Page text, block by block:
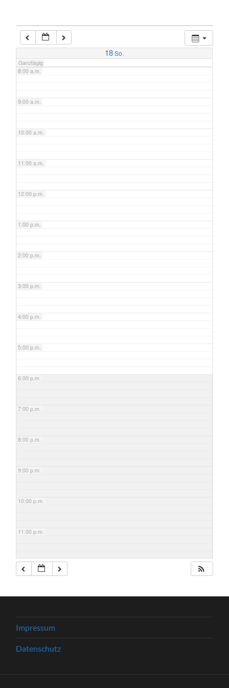
18So.
Ganztägig
7:00 a.m.
8:00 a.m.
9:00 a.m.
10:00 a.m.
11:00 a.m.
12:00 p.m.
1:00 p.m.
2:00 p.m.
3:00 p.m.
4:00 p.m.
5:00 p.m.
6:00 p.m.
7:00 p.m.
8:00 p.m.
9:00 p.m.
10:00 p.m.
11:00 p.m.
Impressum
Datenschutz